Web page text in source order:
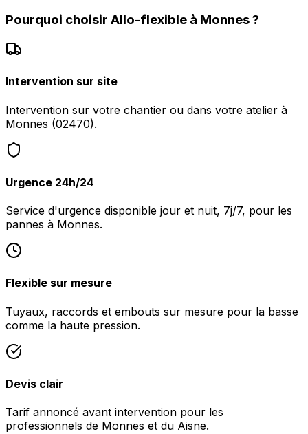
Pourquoi choisir Allo-flexible à Monnes?
Intervention sur site
Intervention sur votre chantier ou dans votre atelier à
Monnes (02470).
Urgence 24h/24
Service d'urgence disponible jour et nuit, 7j/7, pour les
pannes à Monnes.
Flexible sur mesure
Tuyaux, raccords et embouts sur mesure pour la basse
comme la haute pression.
Devis clair
Tarif annoncé avant intervention pour les
professionnels de Monnes et du Aisne.